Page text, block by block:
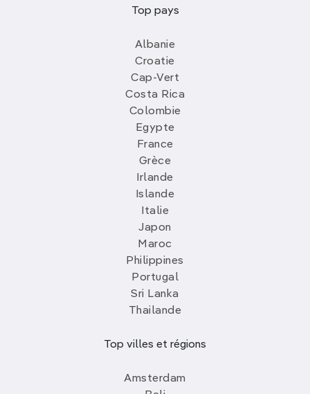
Top pays
Albanie
Croatie
Cap-Vert
Costa Rica
Colombie
Egypte
France
Grèce
Irlande
Islande
Italie
Japon
Maroc
Philippines
Portugal
Sri Lanka
Thailande
Top villes et régions
Amsterdam